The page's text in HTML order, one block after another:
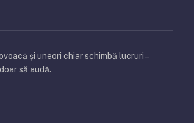
și uneori chiar schimbă lucruri –
să audă.